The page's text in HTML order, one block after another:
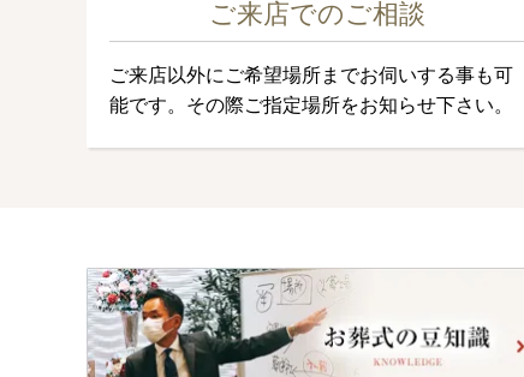
ご来店でのご相談
ご来店以外にご希望場所までお伺いする事も可
能です。その際ご指定場所をお知らせ下さい。